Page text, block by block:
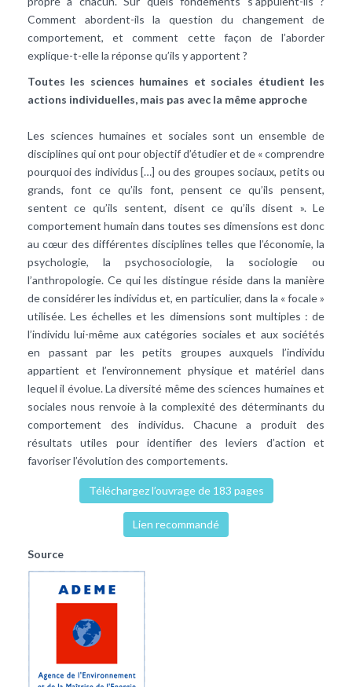
Comment abordent-ils la question du changement de
comportement, et comment cette façon de l’aborder
explique-t-elle la réponse qu’ils y apportent ?
Toutes les sciences humaines et sociales étudient les
actions individuelles, mais pas avec la même approche
Les sciences humaines et sociales sont un ensemble de
disciplines qui ont pour objectif d’étudier et de « comprendre
pourquoi des individus […] ou des groupes sociaux, petits ou
grands, font ce qu’ils font, pensent ce qu’ils pensent,
sentent ce qu’ils sentent, disent ce qu’ils disent ». Le
comportement humain dans toutes ses dimensions est donc
au cœur des différentes disciplines telles que l’économie, la
psychologie, la psychosociologie, la sociologie ou
l’anthropologie. Ce qui les distingue réside dans la manière
de considérer les individus et, en particulier, dans la « focale »
utilisée. Les échelles et les dimensions sont multiples : de
l’individu lui-même aux catégories sociales et aux sociétés
en passant par les petits groupes auxquels l’individu
appartient et l’environnement physique et matériel dans
lequel il évolue. La diversité même des sciences humaines et
sociales nous renvoie à la complexité des déterminants du
comportement des individus. Chacune a produit des
résultats utiles pour identifier des leviers d’action et
favoriser l’évolution des comportements.
Téléchargez l’ouvrage de 183 pages
Lien recommandé
Source